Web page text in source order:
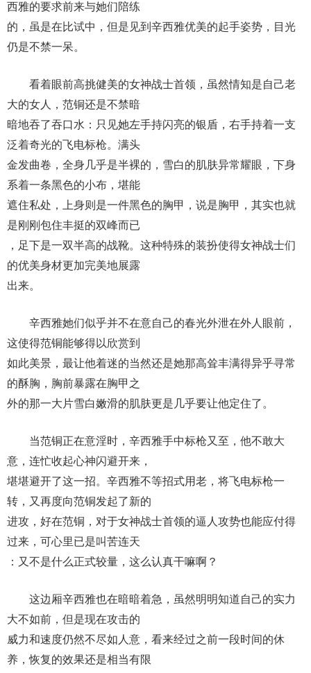
西雅的要求前来与她们陪练
的，虽是在比试中，但是见到辛西雅优美的起手姿势，目光
仍是不禁一呆。
看着眼前高挑健美的女神战士首领，虽然情知是自己老
大的女人，范铜还是不禁暗
暗地吞了吞口水：只见她左手持闪亮的银盾，右手持着一支
泛着奇光的飞电标枪。满头
金发曲卷，全身几乎是半裸的，雪白的肌肤异常耀眼，下身
系着一条黑色的小布，堪能
遮住私处，上身则是一件黑色的胸甲，说是胸甲，其实也就
是刚刚包住丰挺的双峰而已
，足下是一双半高的战靴。这种特殊的装扮使得女神战士们
的优美身材更加完美地展露
出来。
辛西雅她们似乎并不在意自己的春光外泄在外人眼前，
这使得范铜能够得以欣赏到
如此美景，最让他着迷的当然还是她那高耸丰满得异乎寻常
的酥胸，胸前暴露在胸甲之
外的那一大片雪白嫩滑的肌肤更是几乎要让他定住了。
当范铜正在意淫时，辛西雅手中标枪又至，他不敢大
意，连忙收起心神闪避开来，
堪堪避开了这一招。辛西雅不等招式用老，将飞电标枪一
转，又再度向范铜发起了新的
进攻，好在范铜，对于女神战士首领的逼人攻势也能应付得
过来，可心里已是叫苦连天
：又不是什么正式较量，这么认真干嘛啊？
这边厢辛西雅也在暗暗着急，虽然明明知道自己的实力
大不如前，但是现在攻击的
威力和速度仍然不尽如人意，看来经过之前一段时间的休
养，恢复的效果还是相当有限